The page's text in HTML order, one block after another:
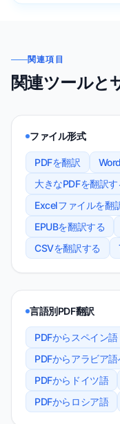
関連項目
関連ツールと
ファイル形式
PDFを翻訳
大きなPDFを翻訳す
Excelファイルを翻
EPUBを翻訳する
CSVを翻訳する
言語別PDF翻訳
PDFからスペイン語
PDFからアラビア語
PDFからドイツ語
PDFからロシア語